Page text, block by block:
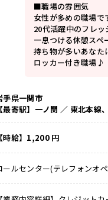
■職場の雰囲気
女性が多めの職場で
20代活躍中のフレ
一息つける休憩スペ
持ち物が多いあな
ロッカー付き職場♪
手県一関市
【最寄駅】一ノ関 ／ 東北本線
【時給】1,200 円
ールセンター(テレフォンオ